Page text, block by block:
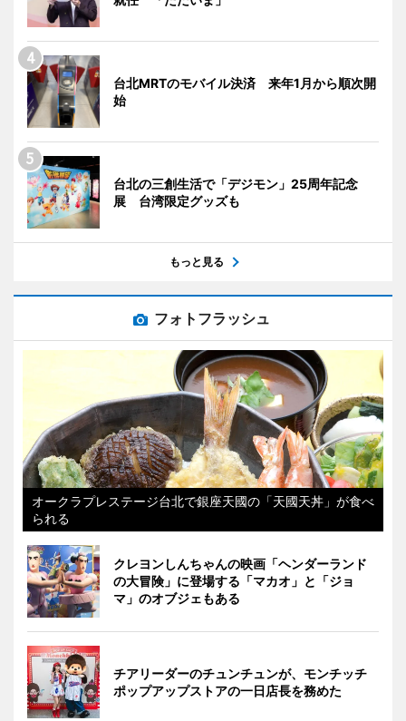
台北MRTのモバイル決済 来年1月から順次開
始
台北の三創生活で「デジモン」25周年記念
展 台湾限定グッズも
もっと見る
フォトフラッシュ
オークラプレステージ台北で銀座天國の「天國天丼」が食べ
られる
クレヨンしんちゃんの映画「ヘンダーランド
の大冒険」に登場する「マカオ」と「ジョ
マ」のオブジェもある
チアリーダーのチュンチュンが、モンチッチ
ポップアップストアの一日店長を務めた